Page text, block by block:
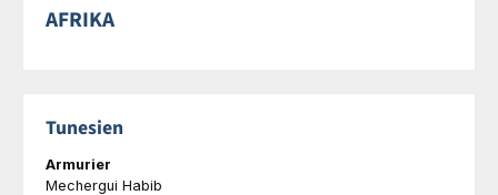
AFRIKA
Tunesien
Armurier
Mechergui Habib